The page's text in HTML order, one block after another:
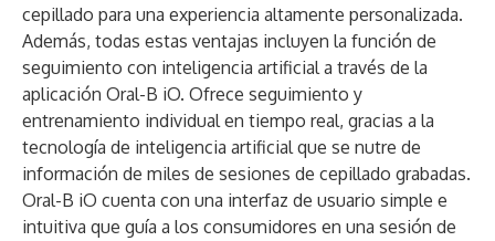
cepillado para una experiencia altamente personalizada.
Además, todas estas ventajas incluyen la función de
seguimiento con inteligencia artificial a través de la
aplicación Oral-B iO. Ofrece seguimiento y
entrenamiento individual en tiempo real, gracias a la
tecnología de inteligencia artificial que se nutre de
información de miles de sesiones de cepillado grabadas.
Oral-B iO cuenta con una interfaz de usuario simple e
intuitiva que guía a los consumidores en una sesión de